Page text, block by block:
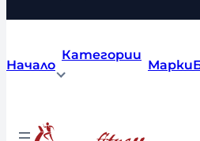
Начало
Категории
Марки